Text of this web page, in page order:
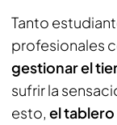
Tanto
profesionales
gestionar el
sufrir la
esto, el tablero